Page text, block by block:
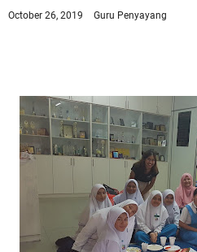
October 26, 2019 Guru Penyayang